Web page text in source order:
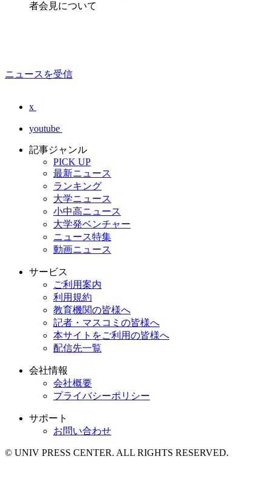
者会見について
ニュースを受信
x
youtube
記事ジャンル
PICK UP
最新ニュース
ランキング
大学ニュース
小中高ニュース
大学発ベンチャー
ニュース特集
動画ニュース
サービス
ご利用案内
利用規約
教育機関の皆様へ
記者・マスコミの皆様へ
本サイトをご利用の皆様へ
配信先一覧
会社情報
会社概要
プライバシーポリシー
サポート
お問い合わせ
© UNIV PRESS CENTER. ALL RIGHTS RESERVED.